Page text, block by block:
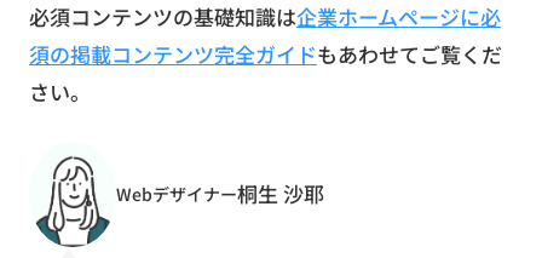
必須コンテンツの基礎知識は企業ホームページに必
須の掲載コンテンツ完全ガイドもあわせてご覧くだ
さい。
Webデザイナー桐生 沙耶